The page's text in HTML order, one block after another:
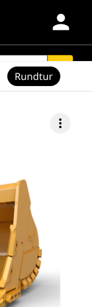
person
search
more_vert
Rundtur